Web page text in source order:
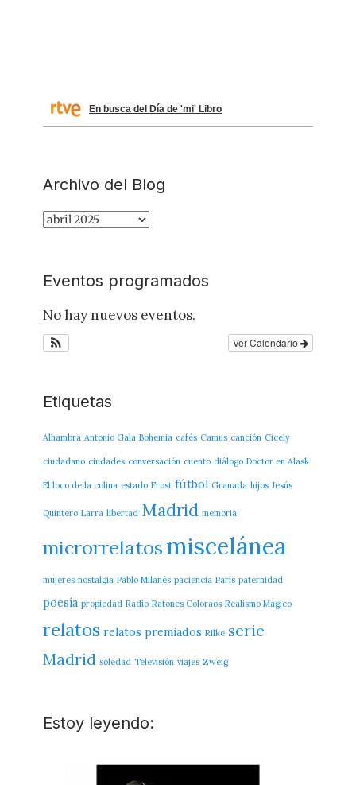
En busca del Día de 'mi' Libro
Archivo del Blog
Archivo
Eventos programados
No hay nuevos eventos.
Ver Calendario
Etiquetas
Alhambra Antonio Gala Bohemia cafés Camus canción Cicely
ciudadano ciudades conversación cuento diálogo Doctor en Alask
El loco de la colina estado Frost fútbol Granada hijos Jesús
Quintero Larra libertad Madrid memoria
microrrelatos miscelánea
mujeres nostalgia Pablo Milanés paciencia París paternidad
poesía propiedad Radio Ratones Coloraos Realismo Mágico
relatos relatos premiados Rilke serie
Madrid soledad Televisión viajes Zweig
Estoy leyendo: